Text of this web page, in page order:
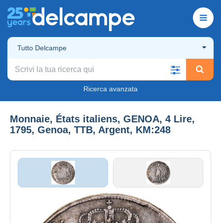
Tutto Delcampe
Ricerca avanzata
Monnaie, États italiens, GENOA, 4 Lire,
1795, Genoa, TTB, Argent, KM:248